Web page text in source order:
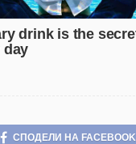
СПОДЕЛИ НА FACEBOOK